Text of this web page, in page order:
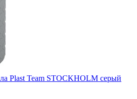
Plast Team STOCKHOLM серый